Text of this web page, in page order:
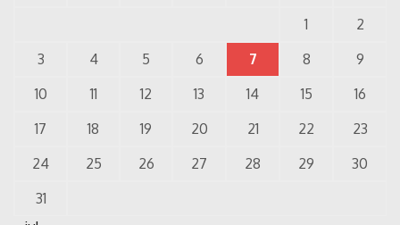
1
2
3
4 5 6 7 8
9
10
11 12 13 14 15
16
17
18 19 20 21 22
23
24
25 26 27 28 29
30
31